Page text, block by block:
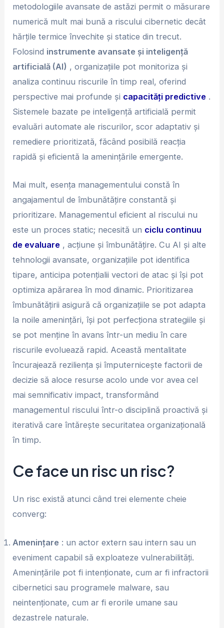
metodologiile avansate de astăzi permit o măsurare
numerică mult mai bună a riscului cibernetic decât
hărțile termice învechite și statice din trecut.
Folosind instrumente avansate și inteligență
artificială (AI) , organizațiile pot monitoriza și
analiza continuu riscurile în timp real, oferind
perspective mai profunde și capacități predictive .
Sistemele bazate pe inteligență artificială permit
evaluări automate ale riscurilor, scor adaptativ și
remediere prioritizată, făcând posibilă reacția
rapidă și eficientă la amenințările emergente.
Mai mult, esența managementului constă în
angajamentul de îmbunătățire constantă și
prioritizare. Managementul eficient al riscului nu
este un proces static; necesită un ciclu continuu
de evaluare , acțiune și îmbunătățire. Cu AI și alte
tehnologii avansate, organizațiile pot identifica
tipare, anticipa potențialii vectori de atac și își pot
optimiza apărarea în mod dinamic. Prioritizarea
îmbunătățirii asigură că organizațiile se pot adapta
la noile amenințări, își pot perfecționa strategiile și
se pot menține în avans într-un mediu în care
riscurile evoluează rapid. Această mentalitate
încurajează reziliența și împuternicește factorii de
decizie să aloce resurse acolo unde vor avea cel
mai semnificativ impact, transformând
managementul riscului într-o disciplină proactivă și
iterativă care întărește securitatea organizațională
în timp.
Ce face un risc un risc?
Un risc există atunci când trei elemente cheie
converg:
Amenințare : un actor extern sau intern sau un
eveniment capabil să exploateze vulnerabilități.
Amenințările pot fi intenționate, cum ar fi infractorii
cibernetici sau programele malware, sau
neintenționate, cum ar fi erorile umane sau
dezastrele naturale.